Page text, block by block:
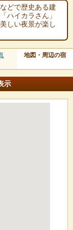
どで歴史ある建
ハイカラさん」
しい夜景が楽し
地図・周辺の宿
示